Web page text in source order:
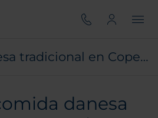
Comida danesa tradicional en Copenhague
danesa